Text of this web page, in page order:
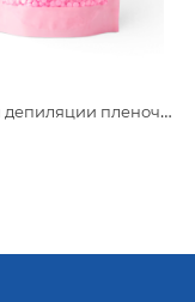
Воск для депиляции пленочный Beajoy Розовый Рай 750гр